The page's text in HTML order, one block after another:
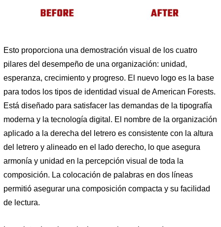
Esto proporciona una demostración visual de los cuatro
pilares del desempeño de una organización: unidad,
esperanza, crecimiento y progreso. El nuevo logo es la base
para todos los tipos de identidad visual de American Forests.
Está diseñado para satisfacer las demandas de la tipografía
moderna y la tecnología digital. El nombre de la organización
aplicado a la derecha del letrero es consistente con la altura
del letrero y alineado en el lado derecho, lo que asegura
armonía y unidad en la percepción visual de toda la
composición. La colocación de palabras en dos líneas
permitió asegurar una composición compacta y su facilidad
de lectura.